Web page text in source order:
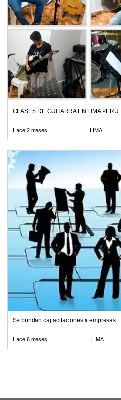
CLASES DE GUITARRA EN LIMA PERU
Hace 2 meses LIMA
Se brindan capacitaciones a empresas
Hace 6 meses LIMA